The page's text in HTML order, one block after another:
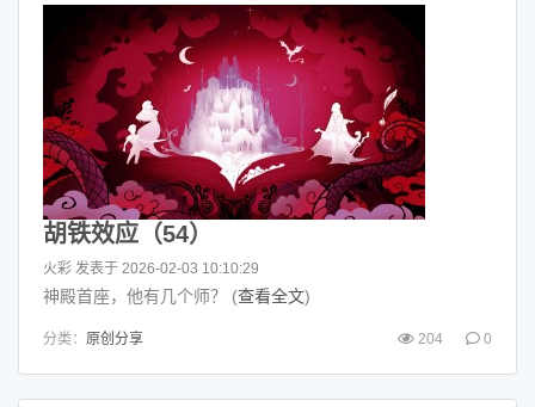
胡铁效应（54）
火彩 发表于 2026-02-03 10:10:29
神殿首座，他有几个师？ (查看全文)
分类： 原创分享 204 0